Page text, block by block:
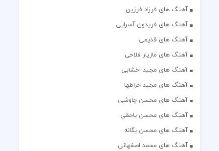
آهنگ های فرزاد فرزین
آهنگ های فریدون آسرایی
آهنگ های قدیمی
آهنگ های مازیار فلاحی
آهنگ های مجید اخشابی
آهنگ های مجید خراطها
آهنگ های محسن چاوشی
آهنگ های محسن یاحقی
آهنگ های محسن یگانه
آهنگ های محمد اصفهانی